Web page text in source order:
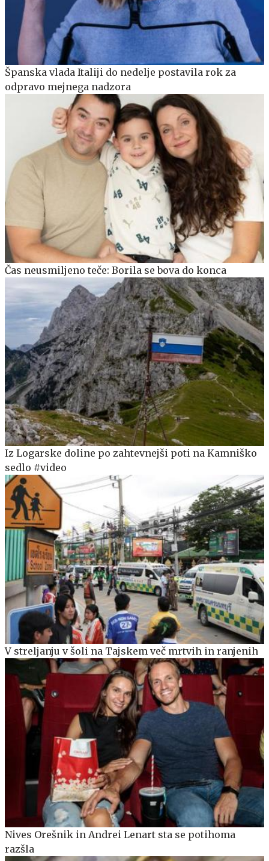
Španska vlada Italiji do nedelje postavila rok za
odpravo mejnega nadzora
Čas neusmiljeno teče: Borila se bova do konca
Iz Logarske doline po zahtevnejši poti na Kamniško
sedlo #video
V streljanju v šoli na Tajskem več mrtvih in ranjenih
Nives Orešnik in Andrei Lenart sta se potihoma
razšla